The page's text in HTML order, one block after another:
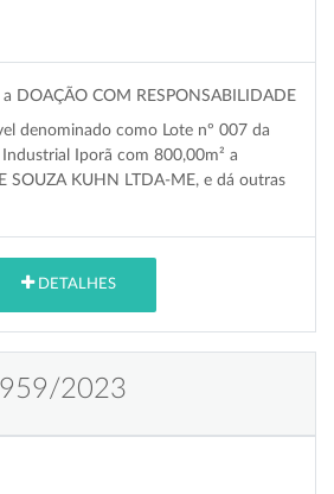
DOAÇÃO COM RESPONSABILIDADE
denominado como Lote nº 007 da
Iporã com 800,00m² a
SOUZA KUHN LTDA-ME, e dá outras
DETALHES
959/2023